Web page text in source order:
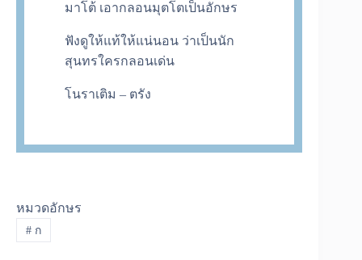
มาโต้ เอากลอนมุตโตเป็นอักษร
ฟังดูให้แท้ให้แน่นอน ว่าเป็นนัก
สุนทรใครกลอนเด่น
โนราเติม – ตรัง
หมวดอักษร
#ก